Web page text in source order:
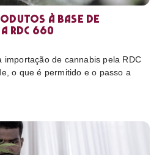
à base de
RDC 660
importação de cannabis pela RDC
o que é permitido e o passo a